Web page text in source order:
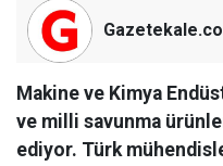
Makine ve Kimya
ve milli savunma
ediyor. Türk